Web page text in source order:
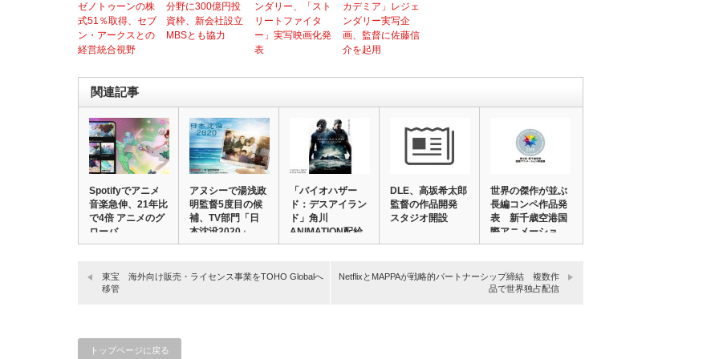
ゼノトゥーンの株
式51％取得、セブ
ン・アークスとの
経営統合視野
分野に300億円投
資枠、新会社設立
MBSとも協力
ンダリー、「スト
リートファイタ
ー」実写映画化発
表
カデミア」レジェ
ンダリー実写企
画、監督に佐藤信
介を起用
関連記事
Spotifyでアニメ
音楽急伸、21年比
で4倍 アニメのグ
ローバ…
アヌシーで湯浅政
明監督5度目の候
補、TV部門「日
本沈没2020」…
「バイオハザー
ド：デスアイラン
ド」角川
ANIMATION配給
で…
DLE、高坂希太郎
監督の作品開発
スタジオ開設
世界の傑作が並ぶ
長編コンペ作品発
表 新千歳空港国
際アニメーショ
ン…
東宝 海外向け販売・ライセンス事業をTOHO Globalへ
移管
NetflixとMAPPAが戦略的パートナーシップ締結 複数作
品で世界独占配信
トップページに戻る